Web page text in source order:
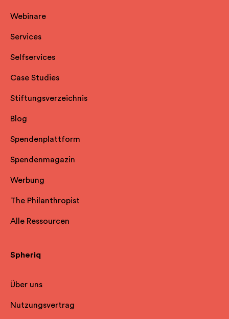
Webinare
Services
Selfservices
Case Studies
Stiftungsverzeichnis
Blog
Spendenplattform
Spendenmagazin
Werbung
The Philanthropist
Alle Ressourcen
Spheriq
Über uns
Nutzungsvertrag